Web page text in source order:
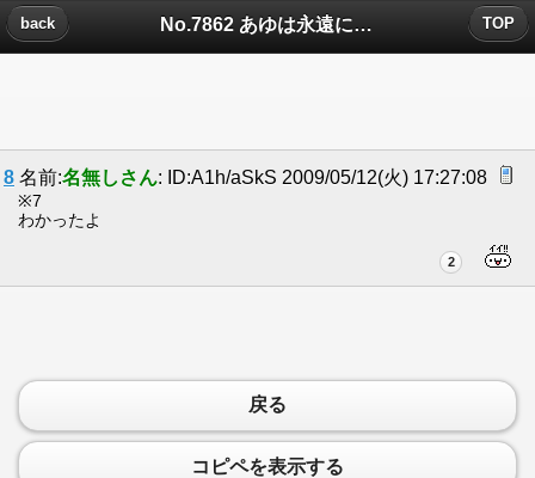
No.7862 あゆは永遠にについたコメント
back TOP
8 名前:名無しさん: ID:A1h/aSkS 2009/05/12(火) 17:27:08
※7
わかったよ
2
戻る
コピペを表示する